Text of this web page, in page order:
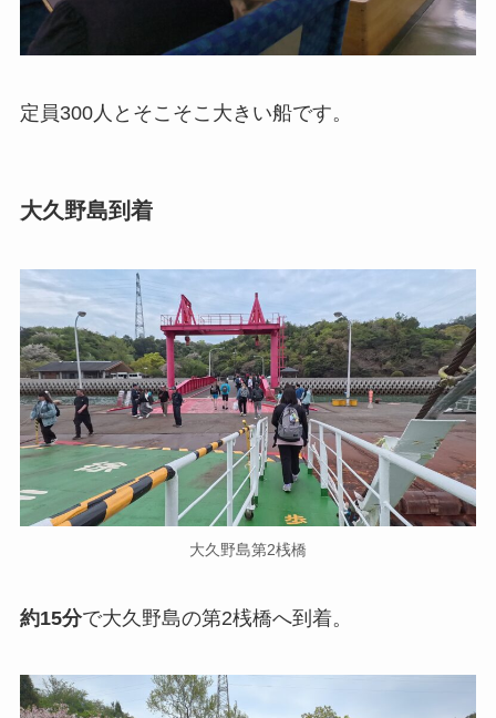
定員300人とそこそこ大きい船です。
大久野島到着
大久野島第2桟橋
約15分で大久野島の第2桟橋へ到着。